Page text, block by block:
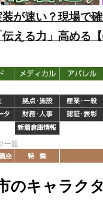
が速い？現場で
える力」高める
一覧
のキャラク